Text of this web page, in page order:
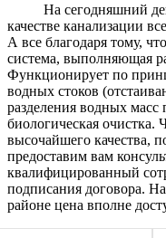
На сегодняшний день
качестве канализации
А все благодаря тому,
система, выполняющая
Функционирует по
водных стоков
разделения водных масс
биологическая
высочайшего качества,
предоставим вам
квалифицированный
подписания договора.
районе цена вполне